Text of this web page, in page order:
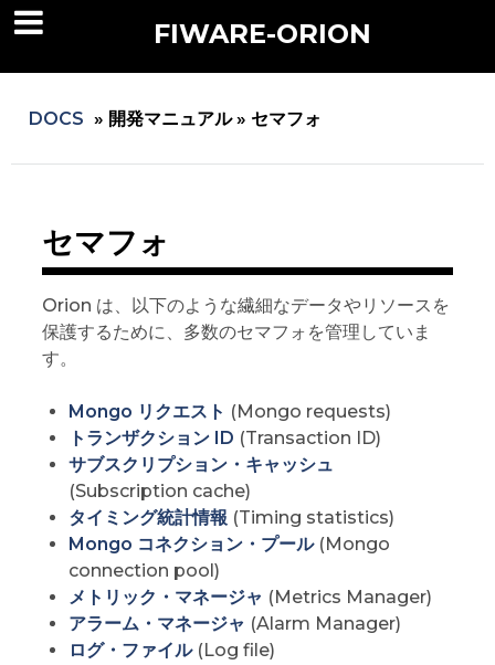
FIWARE-ORION
DOCS » 開発マニュアル » セマフォ
セマフォ
Orion は、以下のような繊細なデータやリソースを
保護するために、多数のセマフォを管理していま
す。
Mongo リクエスト (Mongo requests)
トランザクション ID (Transaction ID)
サブスクリプション・キャッシュ
(Subscription cache)
タイミング統計情報 (Timing statistics)
Mongo コネクション・プール(Mongo
connection pool)
メトリック・マネージャ (Metrics Manager)
アラーム・マネージャ (Alarm Manager)
ログ・ファイル(Log file)